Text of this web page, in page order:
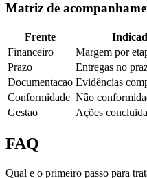
Matriz de
Frente
Financeiro
Margem por
Prazo
Entregas no
Documentacao Evidências
Conformidade Não
Gestao
Ações
FAQ
Qual e o primeiro passo para